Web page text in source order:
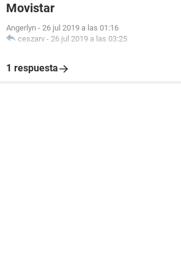
Movistar
Angerlyn - 26 jul 2019 a las 01:16
ceszarv - 26 jul 2019 a las 03:25
1 respuesta